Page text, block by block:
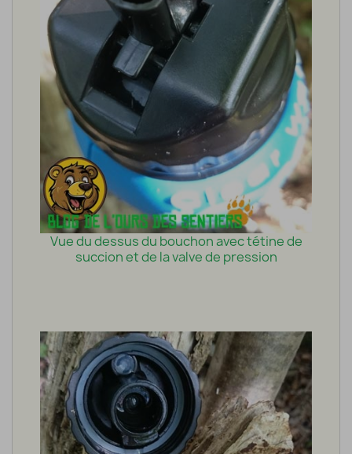
Vue du dessus du bouchon avec tétine de
succion et de la valve de pression